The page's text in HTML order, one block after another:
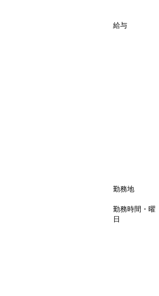
給与
勤務地
勤務時間・曜
日